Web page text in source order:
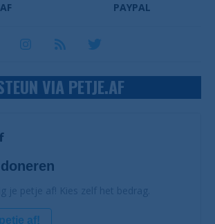
PAYPAL
VIA PETJE.AF
je petje af! Kies zelf het bedrag.
af!